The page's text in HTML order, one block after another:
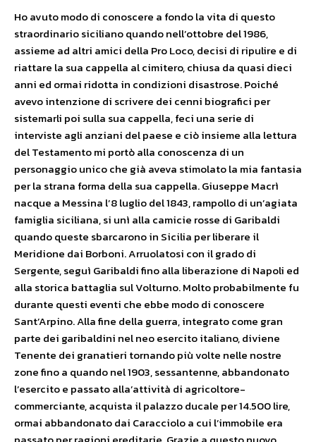
Ho avuto modo di conoscere a fondo la vita di questo
straordinario siciliano quando nell’ottobre del 1986,
assieme ad altri amici della Pro Loco, decisi di ripulire e di
riattare la sua cappella al cimitero, chiusa da quasi dieci
anni ed ormai ridotta in condizioni disastrose. Poiché
avevo intenzione di scrivere dei cenni biografici per
sistemarli poi sulla sua cappella, feci una serie di
interviste agli anziani del paese e ciò insieme alla lettura
del Testamento mi portò alla conoscenza di un
personaggio unico che già aveva stimolato la mia fantasia
per la strana forma della sua cappella. Giuseppe Macrì
nacque a Messina l’8 luglio del 1843, rampollo di un’agiata
famiglia siciliana, si unì alla camicie rosse di Garibaldi
quando queste sbarcarono in Sicilia per liberare il
Meridione dai Borboni. Arruolatosi con il grado di
Sergente, seguì Garibaldi fino alla liberazione di Napoli ed
alla storica battaglia sul Volturno. Molto probabilmente fu
durante questi eventi che ebbe modo di conoscere
Sant’Arpino. Alla fine della guerra, integrato come gran
parte dei garibaldini nel neo esercito italiano, diviene
Tenente dei granatieri tornando più volte nelle nostre
zone fino a quando nel 1903, sessantenne, abbandonato
l’esercito e passato alla’attività di agricoltore-
commerciante, acquista il palazzo ducale per 14.500 lire,
ormai abbandonato dai Caracciolo a cui l’immobile era